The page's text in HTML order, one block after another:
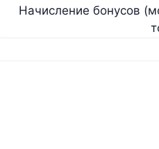
Начисление бонусов